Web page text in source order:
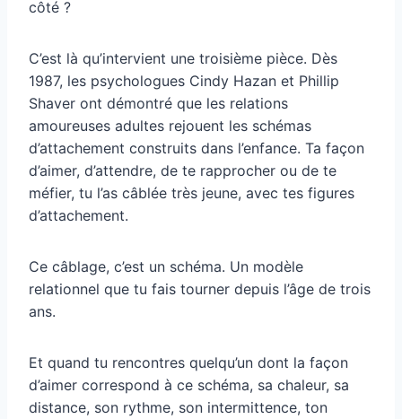
côté ?
C’est là qu’intervient une troisième pièce. Dès
1987, les psychologues Cindy Hazan et Phillip
Shaver ont démontré que les relations
amoureuses adultes rejouent les schémas
d’attachement construits dans l’enfance. Ta façon
d’aimer, d’attendre, de te rapprocher ou de te
méfier, tu l’as câblée très jeune, avec tes figures
d’attachement.
Ce câblage, c’est un schéma. Un modèle
relationnel que tu fais tourner depuis l’âge de trois
ans.
Et quand tu rencontres quelqu’un dont la façon
d’aimer correspond à ce schéma, sa chaleur, sa
distance, son rythme, son intermittence, ton